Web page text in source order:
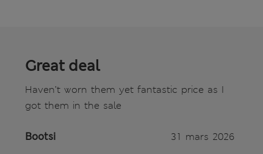
Great deal
Haven’t worn them yet fantastic price as I
got them in the sale
Bootsi 31 mars 2026